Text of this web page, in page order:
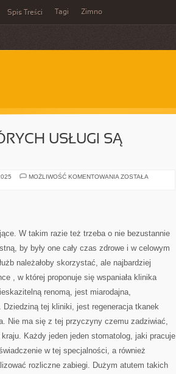
Spis Treści Tagi Zimno
USŁUGI SĄ
MOŻLIWOŚĆ KOMENTOWANIA BYWAJĄ
ZOSTAŁA
W takim razie też trzeba o nie bezustannie
by były one cały czas zdrowe i w celowym
należałoby skorzystać, ale najbardziej
, w której proponuje się wspaniała klinika
renomą, jest miarodajna,
tej kliniki, jest regeneracja tkanek
Nie ma się z tej przyczyny czemu zadziwiać,
Każdy jeden jeden stomatolog, jaki pracuje
w tej specjalności, a również
rozliczne zabiegi. Dużym atutem takich